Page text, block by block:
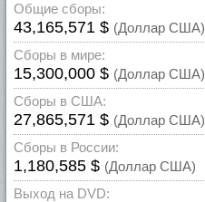
Общие сборы:
43,165,571 $ (Доллар США)
Сборы в мире:
15,300,000 $ (Доллар США)
Сборы в США:
27,865,571 $ (Доллар США)
Сборы в России:
1,180,585 $ (Доллар США)
Выход на DVD: